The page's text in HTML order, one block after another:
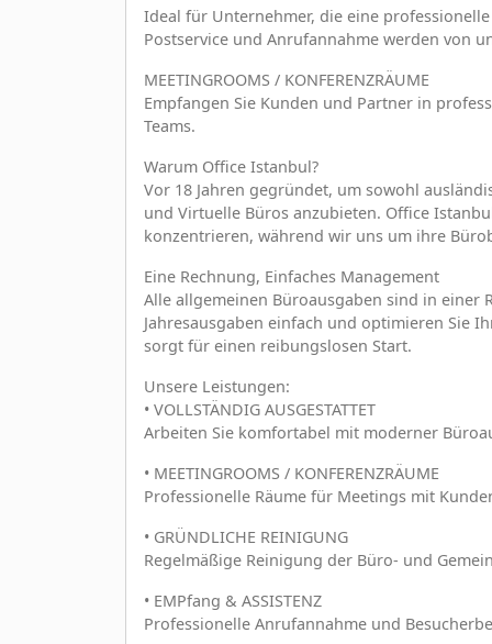
Ideal für Unternehmer, die eine
Postservice und Anrufannahme werden von
MEETINGROOMS / KONFERENZRÄUME
Empfangen Sie Kunden und Partner in
Teams.
Warum Office Istanbul?
Vor 18 Jahren gegründet, um sowohl
und Virtuelle Büros anzubieten. Office
konzentrieren, während wir uns um ihre
Eine Rechnung, Einfaches Management
Alle allgemeinen Büroausgaben sind in einer
Jahresausgaben einfach und optimieren Sie
sorgt für einen reibungslosen Start.
Unsere Leistungen:
• VOLLSTÄNDIG AUSGESTATTET
Arbeiten Sie komfortabel mit moderner
• MEETINGROOMS / KONFERENZRÄUME
Professionelle Räume für Meetings mit
• GRÜNDLICHE REINIGUNG
Regelmäßige Reinigung der Büro- und
• EMPfang & ASSISTENZ
Professionelle Anrufannahme und